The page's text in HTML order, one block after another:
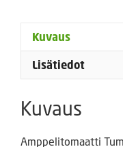
Kuvaus
Lisätiedot
Kuvaus
Amppelitomaatti